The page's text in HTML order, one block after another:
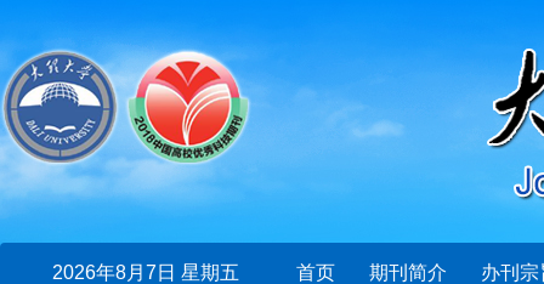
2026年8月7日 星期五 首页 期刊简介 办刊宗